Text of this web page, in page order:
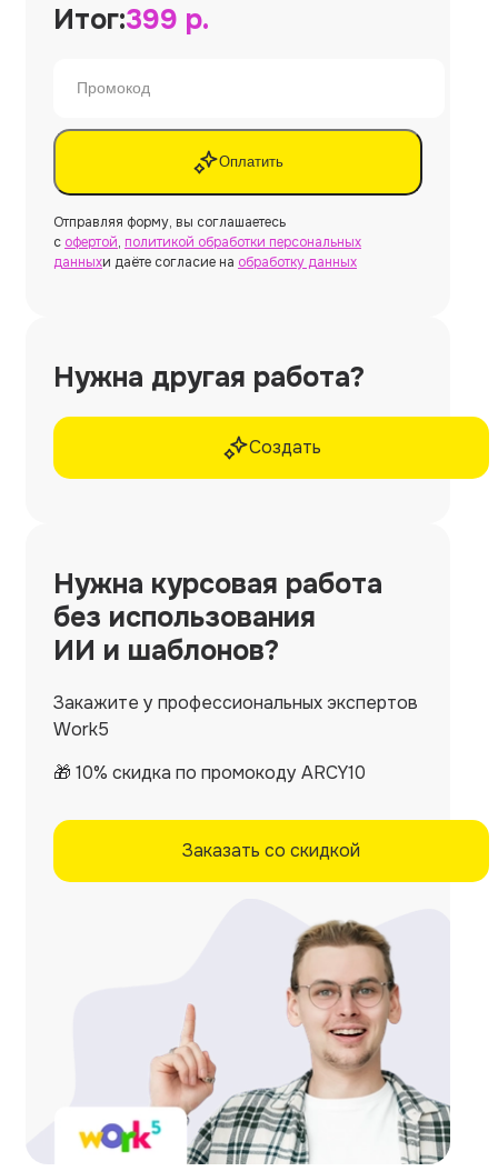
Итог:399 р.
Оплатить
Отправляя форму, вы соглашаетесь
с офертой, политикой обработки персональных
данныхи даёте согласие на обработку данных
Нужна другая работа?
Создать
Нужна курсовая работа
без использования
ИИ и шаблонов?
Закажите у профессиональных экспертов
Work5
🎁 10% скидка по промокоду ARCY10
Заказать со скидкой